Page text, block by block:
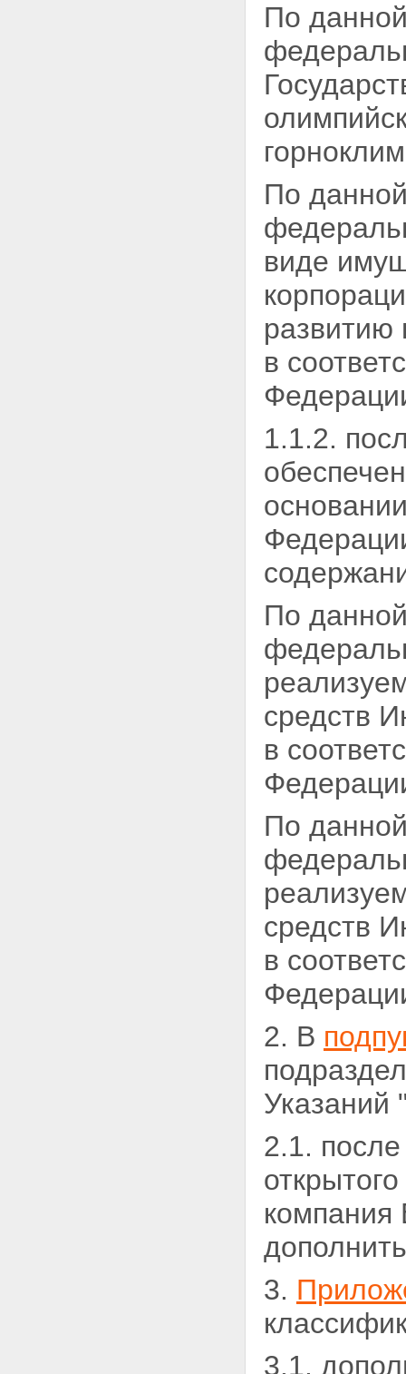
По
По
виде
развитию
в
1.1.2.
По
средств
в
По
средств
в
2. В
Указаний
2.1.
компания
3.
3.1.